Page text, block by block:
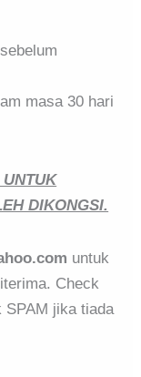
masa 30 hari
DIKONGSI.
untuk
Check
SPAM jika tiada